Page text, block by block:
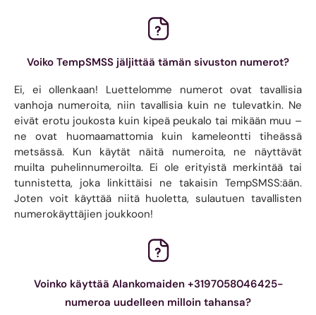
Voiko TempSMSS jäljittää tämän sivuston numerot?
Ei, ei ollenkaan! Luettelomme numerot ovat tavallisia
vanhoja numeroita, niin tavallisia kuin ne tulevatkin. Ne
eivät erotu joukosta kuin kipeä peukalo tai mikään muu –
ne ovat huomaamattomia kuin kameleontti tiheässä
metsässä. Kun käytät näitä numeroita, ne näyttävät
muilta puhelinnumeroilta. Ei ole erityistä merkintää tai
tunnistetta, joka linkittäisi ne takaisin TempSMSS:ään.
Joten voit käyttää niitä huoletta, sulautuen tavallisten
numerokäyttäjien joukkoon!
Voinko käyttää Alankomaiden +3197058046425-
numeroa uudelleen milloin tahansa?